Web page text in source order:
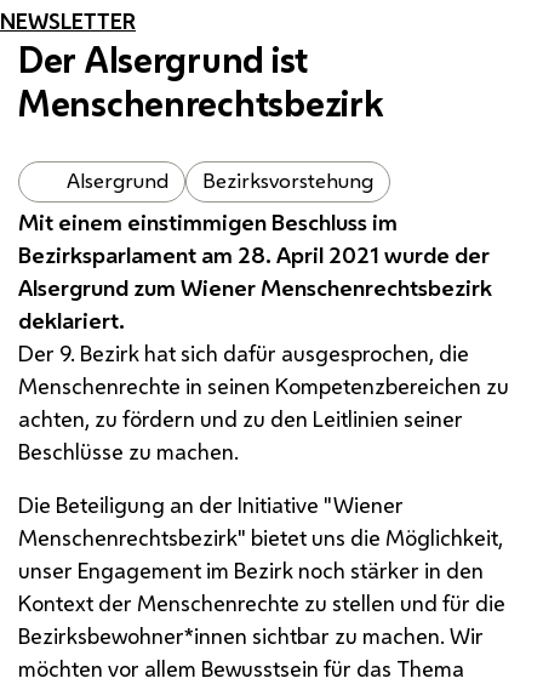
NEWSLETTER
Der Alsergrund ist
Menschenrechtsbezirk
Alsergrund Bezirksvorstehung
Mit einem einstimmigen Beschluss im
Bezirksparlament am 28. April 2021 wurde der
Alsergrund zum Wiener Menschenrechtsbezirk
deklariert.
Der 9. Bezirk hat sich dafür ausgesprochen, die
Menschenrechte in seinen Kompetenzbereichen zu
achten, zu fördern und zu den Leitlinien seiner
Beschlüsse zu machen.
Die Beteiligung an der Initiative "Wiener
Menschenrechtsbezirk" bietet uns die Möglichkeit,
unser Engagement im Bezirk noch stärker in den
Kontext der Menschenrechte zu stellen und für die
Bezirksbewohner*innen sichtbar zu machen. Wir
möchten vor allem Bewusstsein für das Thema